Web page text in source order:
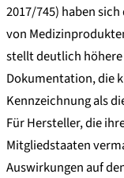
2017/745) haben
von
stellt deutlich
Dokumentation, die
Kennzeichnung als
Für Hersteller, die
Mitgliedstaaten
Auswirkungen auf